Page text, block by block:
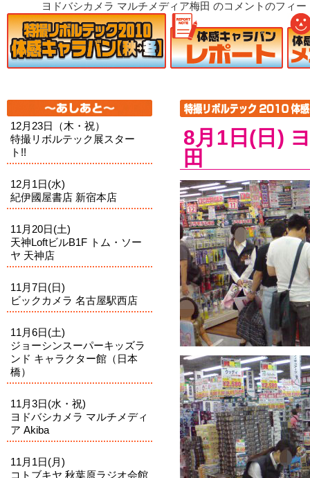
ヨドバシカメラ マルチメディア梅田 のコメントのフィ
12月23日（木・祝）
特撮リボルテック展スター
ト!!
12月1日(水)
紀伊國屋書店 新宿本店
11月20日(土)
天神LoftビルB1F トム・ソー
ヤ 天神店
11月7日(日)
ビックカメラ 名古屋駅西店
11月6日(土)
ジョーシンスーパーキッズラ
ンド キャラクター館（日本
橋）
11月3日(水・祝)
ヨドバシカメラ マルチメディ
ア Akiba
11月1日(月)
コトブキヤ 秋葉原ラジオ会館
8月1日(日)
田